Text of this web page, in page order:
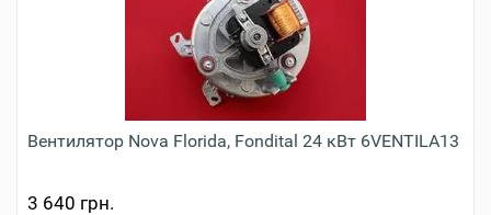
Вентилятор Nova Florida, Fondital 24 кВт 6VENTILA13
3 640 грн.